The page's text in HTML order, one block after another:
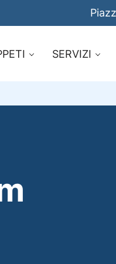
SERVIZI